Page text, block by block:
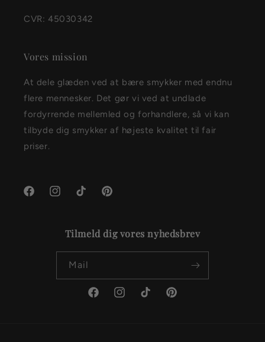
CVR: 45030342
Vores mission
At dele glæden ved at bære smykker med endnu
flere mennesker. Det gør vi ved at undlade
fordyrrende mellemled og forhandlere, så vi kan
tilbyde dig smykker af højeste kvalitet til fair
priser.
FacebookInstagramTikTok Pinterest
Tilmeld dig vores nyhedsbrev
Mail
FacebookInstagramTikTok Pinterest